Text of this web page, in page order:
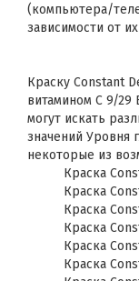
(компьютера/
зависимости от
Краску Constant
витамином С 9/29
могут искать
значений Уровня
некоторые из
Краска
Краска
Краска
Краска
Краска
Краска